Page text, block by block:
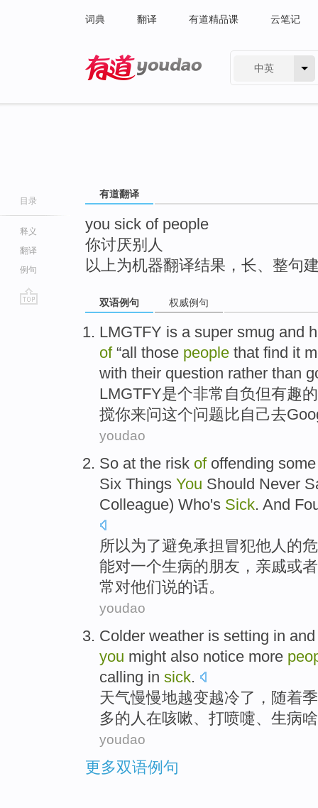
词典 翻译 有道精品课 云笔记
中英
目录
释义
翻译
例句
有道翻译
you sick of people
你讨厌别人
以上为机器翻译结果，长、整句
双语例句 权威例句
LMGTFY is a super smug and
of“all those people that find it
with their question rather than
LMGTFY是个非常自负但有趣的
搅你来问这个问题比自己去
youdao
So at the risk of offending some
Six Things You Should Never
Colleague) Who's Sick. And
所以为了避免承担 冒犯他人的
能对一个生病的朋友 ， 亲戚或者
常对他们说的话。
youdao
Colder weather is setting in
you might also notice more
calling in sick.
天气慢慢地越变越冷了， 随着
多的 人 在咳嗽、打喷嚏、生病
youdao
更多双语例句